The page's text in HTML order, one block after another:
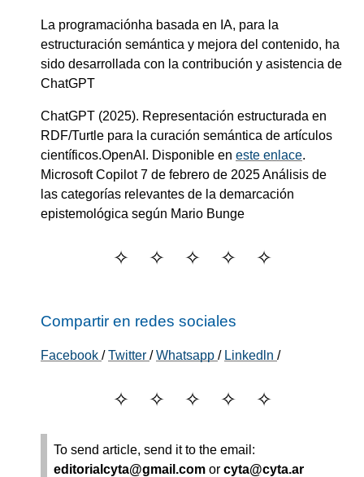
La programaciónha basada en IA, para la
estructuración semántica y mejora del contenido, ha
sido desarrollada con la contribución y asistencia de
ChatGPT
ChatGPT (2025). Representación estructurada en
RDF/Turtle para la curación semántica de artículos
científicos.OpenAI . Disponible en este enlace.
Microsoft Copilot7 de febrero de 2025Análisis de
las categorías relevantes de la demarcación
epistemológica según Mario Bunge
Compartir en redes sociales
Facebook /Twitter /Whatsapp / Linkedln /
To send article, send it to the email:
editorialcyta@gmail.com or cyta@cyta.ar